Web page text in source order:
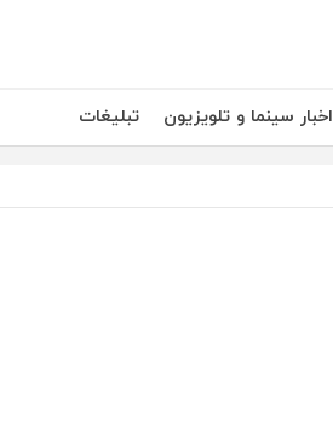
اخبار سینما و تلویزیون تبلیغات